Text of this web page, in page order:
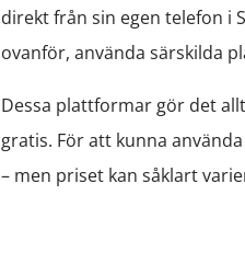
direkt från sin egen telefon i
ovanför, använda särskilda
Dessa plattformar gör det
gratis. För att kunna
– men priset kan såklart